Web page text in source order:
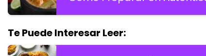
Te Puede Interesar Leer: